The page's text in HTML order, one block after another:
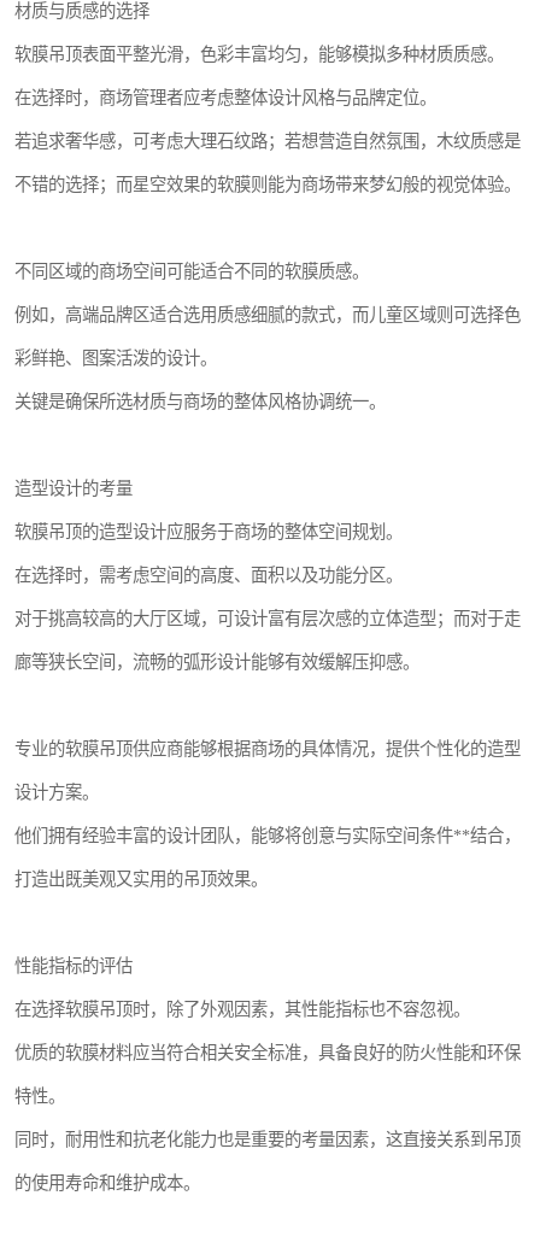
材质与质感的选择
软膜吊顶表面平整光滑，色彩丰富均匀，能够模拟多种材质质感。
在选择时，商场管理者应考虑整体设计风格与品牌定位。
若追求奢华感，可考虑大理石纹路；若想营造自然氛围，木纹质感是
不错的选择；而星空效果的软膜则能为商场带来梦幻般的视觉体验。
不同区域的商场空间可能适合不同的软膜质感。
例如，高端品牌区适合选用质感细腻的款式，而儿童区域则可选择色
彩鲜艳、图案活泼的设计。
关键是确保所选材质与商场的整体风格协调统一。
造型设计的考量
软膜吊顶的造型设计应服务于商场的整体空间规划。
在选择时，需考虑空间的高度、面积以及功能分区。
对于挑高较高的大厅区域，可设计富有层次感的立体造型；而对于走
廊等狭长空间，流畅的弧形设计能够有效缓解压抑感。
专业的软膜吊顶供应商能够根据商场的具体情况，提供个性化的造型
设计方案。
他们拥有经验丰富的设计团队，能够将创意与实际空间条件**结合，
打造出既美观又实用的吊顶效果。
性能指标的评估
在选择软膜吊顶时，除了外观因素，其性能指标也不容忽视。
优质的软膜材料应当符合相关安全标准，具备良好的防火性能和环保
特性。
同时，耐用性和抗老化能力也是重要的考量因素，这直接关系到吊顶
的使用寿命和维护成本。